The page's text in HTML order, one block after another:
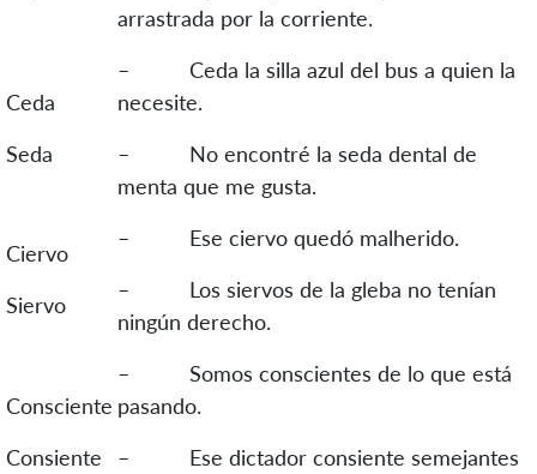
arrastrada por la corriente.
Ceda
Seda
– Ceda la silla azul del bus a quien la
necesite.
– No encontré la seda dental de
menta que me gusta.
Ciervo
Siervo
– Ese ciervo quedó malherido.
– Los siervos de la gleba no tenían
ningún derecho.
Consciente
Consiente
– Somos conscientes de lo que está
pasando.
– Ese dictador consiente semejantes